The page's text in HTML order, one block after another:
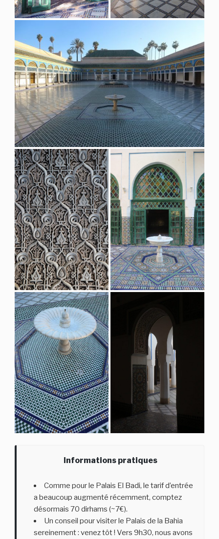
Informations pratiques
Comme pour le Palais El Badi, le tarif d’entrée
a beaucoup augmenté récemment, comptez
désormais 70 dirhams (~7€).
Un conseil pour visiter le Palais de la Bahia
sereinement : venez tôt ! Vers 9h30, nous avons